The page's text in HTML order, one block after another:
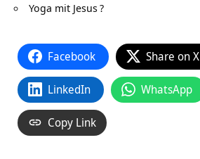
Yoga mit Jesus?
Facebook Share on X
LinkedIn WhatsApp
Copy Link